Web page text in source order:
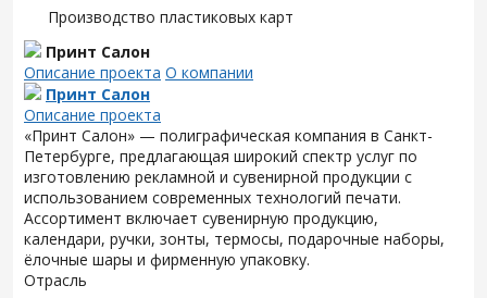
Производство пластиковых карт
Принт Салон
Описание проекта О компании
Принт Салон
Описание проекта
«Принт Салон» — полиграфическая компания в Санкт-
Петербурге, предлагающая широкий спектр услуг по
изготовлению рекламной и сувенирной продукции с
использованием современных технологий печати.
Ассортимент включает сувенирную продукцию,
календари, ручки, зонты, термосы, подарочные наборы,
ёлочные шары и фирменную упаковку.
Отрасль